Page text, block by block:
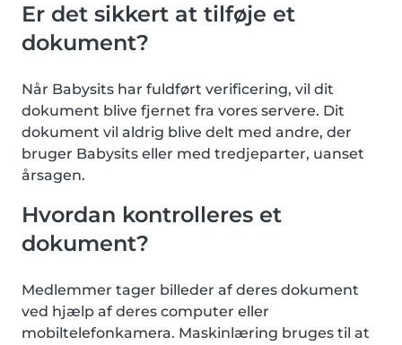
Er det sikkert at tilføje et
dokument?
Når Babysits har fuldført verificering, vil dit
dokument blive fjernet fra vores servere. Dit
dokument vil aldrig blive delt med andre, der
bruger Babysits eller med tredjeparter, uanset
årsagen.
Hvordan kontrolleres et
dokument?
Medlemmer tager billeder af deres dokument
ved hjælp af deres computer eller
mobiltelefonkamera. Maskinlæring bruges til at